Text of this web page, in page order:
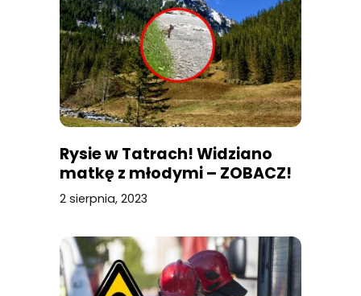
Rysie w Tatrach! Widziano
matkę z młodymi – ZOBACZ!
2 sierpnia, 2023